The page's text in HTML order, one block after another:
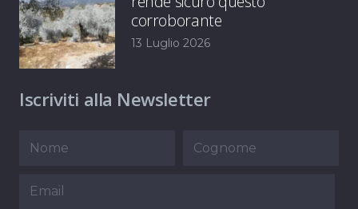
corroborante
13 Luglio 2026
Iscriviti alla Newsletter